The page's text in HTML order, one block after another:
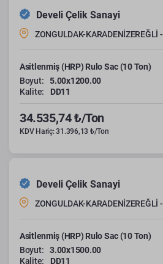
Develi Çelik Sanayi
ZONGULDAK-KARADENİZEREĞLİ -
Asitlenmiş (HRP) Rulo Sac (10 Ton)
Boyut:
5.00x1200.00
Kalite:
DD11
34.535,74 ₺/Ton
KDV Hariç: 31.396,13 ₺/Ton
Develi Çelik Sanayi
ZONGULDAK-KARADENİZEREĞLİ -
Asitlenmiş (HRP) Rulo Sac (10 Ton)
Boyut:
3.00x1500.00
Kalite:
DD11